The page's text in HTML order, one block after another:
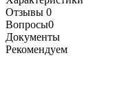
Отзывы 0
Вопросы0
Документы
Рекомендуем